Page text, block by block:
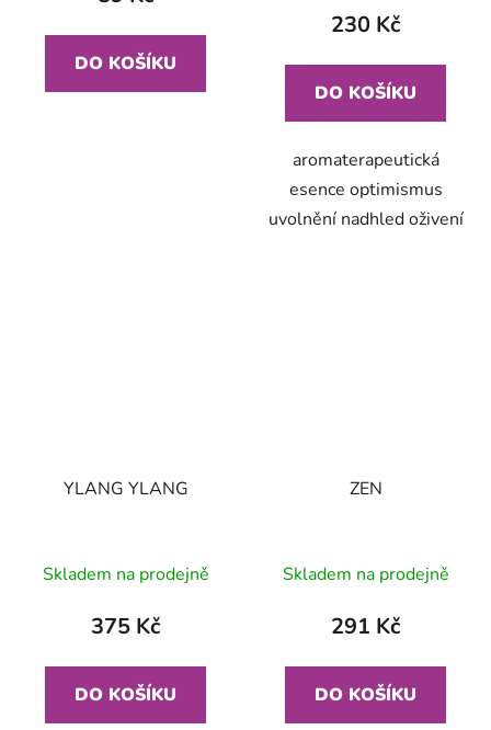
DO KOŠÍKU
230 Kč
DO KOŠÍKU
aromaterapeutická
esence optimismus
uvolnění nadhled oživení
YLANG YLANG
Skladem na prodejně
375 Kč
DO KOŠÍKU
ZEN
Skladem na prodejně
291 Kč
DO KOŠÍKU